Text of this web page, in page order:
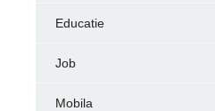
Educatie
Job
Mobila